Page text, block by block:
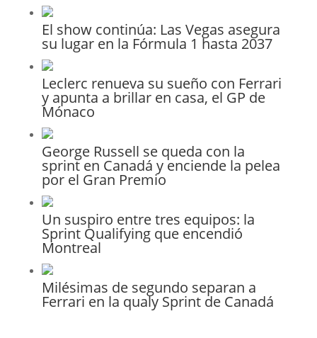
El show continúa: Las Vegas asegura
su lugar en la Fórmula 1 hasta 2037
Leclerc renueva su sueño con Ferrari
y apunta a brillar en casa, el GP de
Mónaco
George Russell se queda con la
sprint en Canadá y enciende la pelea
por el Gran Premio
Un suspiro entre tres equipos: la
Sprint Qualifying que encendió
Montreal
Milésimas de segundo separan a
Ferrari en la qualy Sprint de Canadá